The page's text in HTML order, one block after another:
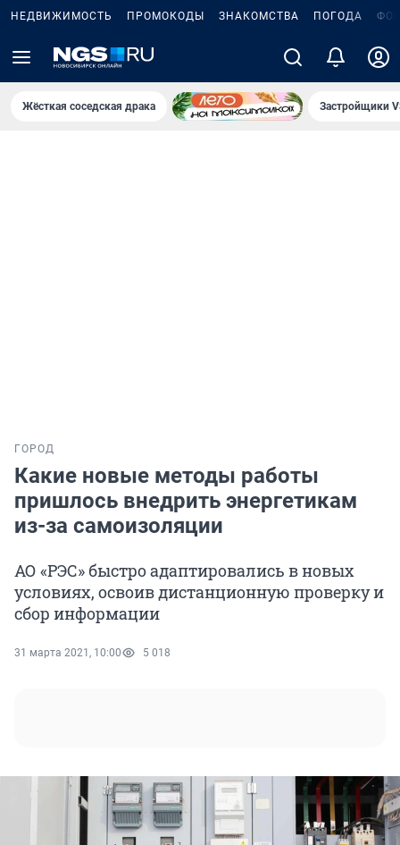
НЕДВИЖИМОСТЬ ПРОМОКОДЫ ЗНАКОМСТВА ПОГОДА
Жёсткая соседская драка Застройщики
ГОРОД
Какие новые методы работы
пришлось внедрить энергетикам
из-за самоизоляции
АО «РЭС» быстро адаптировались в новых
условиях, освоив дистанционную проверку и
сбор информации
31 марта 2021, 10:00 5 018